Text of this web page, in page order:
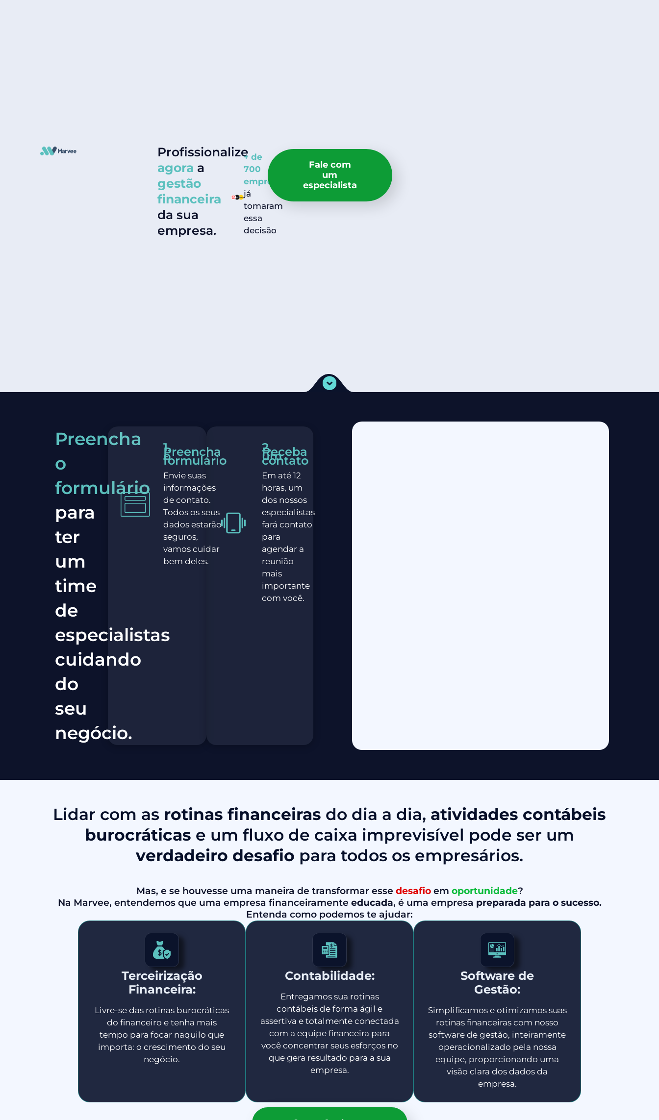
Profissionalize
agora a
gestão
financeira
da sua
empresa.
+ de
700
empresários
já
tomaram
essa
decisão
Fale com
um
especialista
Preencha
o
formulário
para
ter
um
time
de
especialistas
cuidando
do
seu
negócio.
1.
Preencha
o
formulário
Envie suas
informações
de contato.
Todos os seus
dados estarão
seguros,
vamos cuidar
bem deles.
2.
Receba
um
contato
Em até 12
horas, um
dos nossos
especialistas
fará contato
para
agendar a
reunião
mais
importante
com você.
Lidar com as rotinas financeiras do dia a dia, atividades contábeis
burocráticas e um fluxo de caixa imprevisível pode ser um
verdadeiro desafio para todos os empresários.
Mas, e se houvesse uma maneira de transformar esse desafioem oportunidade?
Na Marvee, entendemos que uma empresa financeiramente educada, é uma empresa preparada para o sucesso.
Entenda como podemos te ajudar:
Terceirização
Financeira:
Livre-se das rotinas burocráticas
do financeiro e tenha mais
tempo para focar naquilo que
importa: o crescimento do seu
negócio.
Contabilidade:
Entregamos sua rotinas
contábeis de forma ágil e
assertiva e totalmente conectada
com a equipe financeira para
você concentrar seus esforços no
que gera resultado para a sua
empresa.
Software de
Gestão:
Simplificamos e otimizamos suas
rotinas financeiras com nosso
software de gestão, inteiramente
operacionalizado pela nossa
equipe, proporcionando uma
visão clara dos dados da
empresa.